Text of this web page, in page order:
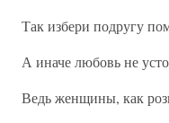
Так избери подругу
А иначе любовь не
Ведь женщины, как